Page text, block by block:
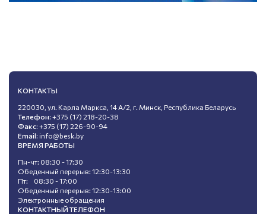
КОНТАКТЫ
220030, ул. Карла Маркса, 14 А/2, г. Минск, Республика Беларусь
Телефон: +375 (17) 218-20-38
Факс: +375 (17) 226-90-94
Email: info@besk.by
ВРЕМЯ РАБОТЫ
Пн-чт: 08:30 - 17:30
Обеденный перерыв: 12:30-13:30
Пт: 08:30 - 17:00
Обеденный перерыв: 12:30-13:00
Электронные обращения
КОНТАКТНЫЙ ТЕЛЕФОН